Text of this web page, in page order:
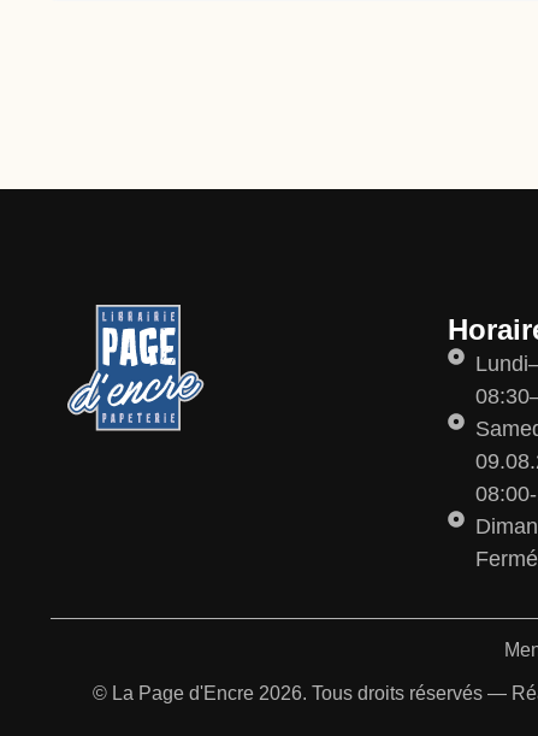
Fermé
© La Page d'Encre 2026. Tous droits réservés —